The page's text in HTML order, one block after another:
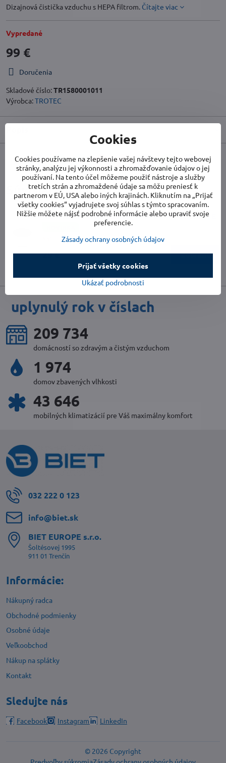
Dizajnová čistička vzduchu s HEPA filtrom. Čítajte viac
Vypredané
99 €
Doručenia
Skladové číslo:TR1580001011
Výrobca:TROTEC
FacebookTwitterBlueskyPinterestRedditLinkedInWhatsApp
E-
mail
Súvisiace produkty
HEPA filter 3v1 pre čističku TROTEC AirgoClean 11 E
Vypredané
29 € Zobraziť
uplynulý rok v číslach
228 935
domácností so zdravým a čistým vzduchom
2 142
domov zbavených vlhkosti
47 728
mobilných klimatizácií pre Váš maximálny komfort
032 222 0 123
info​@biet​.sk
BIET EUROPE s​.r​.o​.
Šoltésovej 1995
911 01 Trenčín
Informácie:
Nákupný radca
Obchodné podmienky
Osobné údaje
Veľkoobchod
Nákup na splátky
Kontakt
Sledujte nás
Facebook Instagram LinkedIn
© 2026 Copyright
Cookies
Cookies používame na zlepšenie vašej návštevy tejto webovej
stránky, analýzu jej výkonnosti a zhromažďovanie údajov o jej
používaní. Na tento účel môžeme použiť nástroje a služby
tretích strán a zhromaždené údaje sa môžu preniesť k
partnerom v EÚ, USA alebo iných krajinách. Kliknutím na „Prijať
všetky cookies“ vyjadrujete svoj súhlas s týmto spracovaním.
Nižšie môžete nájsť podrobné informácie alebo upraviť svoje
preferencie.
Zásady ochrany osobných údajov
Ukázať podrobnosti
Prijať všetky cookies